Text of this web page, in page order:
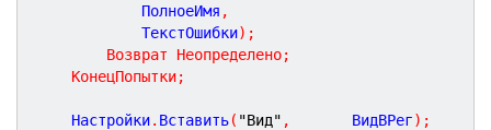
			ПолноеИмя
,
			ТекстОшибки
) ;
Возврат
Неопределено;
КонецПопытки;
	Настройки
. Вставить( "Вид" ,
       ВидВРег
) ;